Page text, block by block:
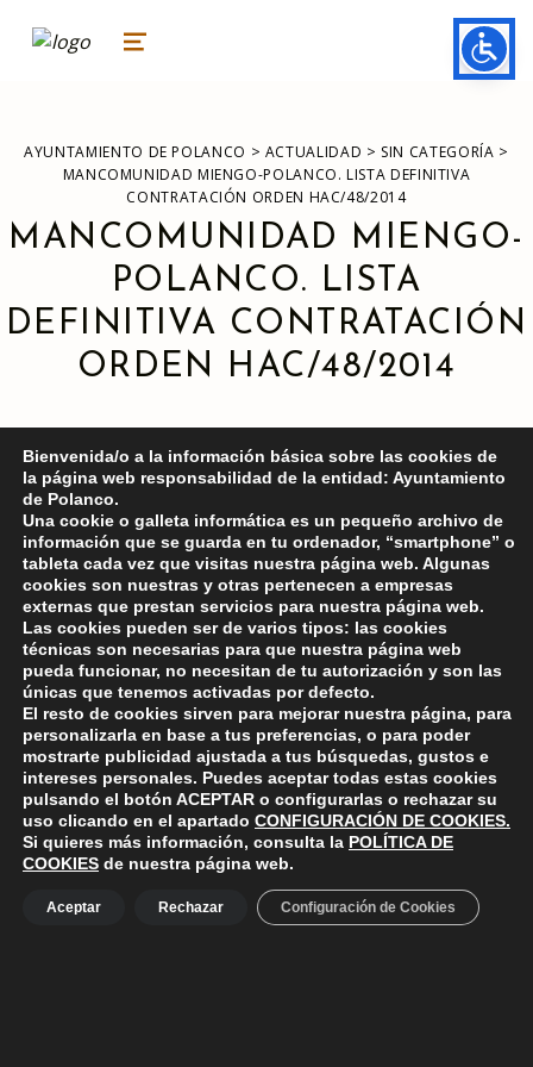
ayuntamiento de polanco
AYUNTAMIENTO DE POLANCO MENU
AYUNTAMIENTO DE POLANCO > ACTUALIDAD > SIN CATEGORÍA >
MANCOMUNIDAD MIENGO-POLANCO. LISTA DEFINITIVA
CONTRATACIÓN ORDEN HAC/48/2014
MANCOMUNIDAD MIENGO-
POLANCO. LISTA
DEFINITIVA CONTRATACIÓN
ORDEN HAC/48/2014
Skip back to main navigation
DEJA UNA RESPUESTA
Lo siento, debes estarconectadopara publicar un
comentario.
ayuntamiento de polanco
AYUNTAMIENTO DE POLANCO
Ayuntamiento de Polanco. La iglesia R-29 39313 Polanco
+34 942 82 42 00
+34 942 82 49 75
Bienvenida/o a la información básica sobre las cookies de
la página web responsabilidad de la entidad: Ayuntamiento
de Polanco.
Una cookie o galleta informática es un pequeño archivo de
información que se guarda en tu ordenador, “smartphone” o
tableta cada vez que visitas nuestra página web. Algunas
cookies son nuestras y otras pertenecen a empresas
externas que prestan servicios para nuestra página web.
Las cookies pueden ser de varios tipos: las cookies
técnicas son necesarias para que nuestra página web
pueda funcionar, no necesitan de tu autorización y son las
únicas que tenemos activadas por defecto.
El resto de cookies sirven para mejorar nuestra página, para
personalizarla en base a tus preferencias, o para poder
mostrarte publicidad ajustada a tus búsquedas, gustos e
intereses personales. Puedes aceptar todas estas cookies
pulsando el botón ACEPTAR o configurarlas o rechazar su
uso clicando en el apartado CONFIGURACIÓN DE COOKIES.
Si quieres más información, consulta la POLÍTICA DE
COOKIES de nuestra página web.
Aceptar Rechazar Configuración de Cookies